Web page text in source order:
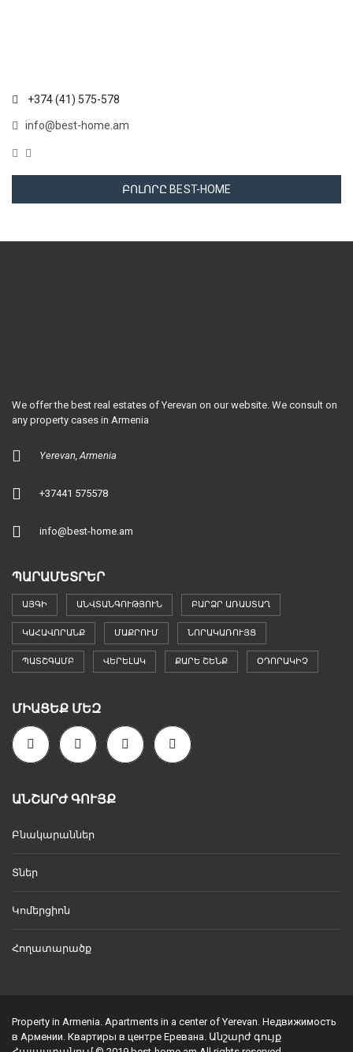
+374 (41) 575-578
info@best-home.am
ԲՈԼՈՐԸ BEST-HOME
We offer the best real estates of Yerevan on our website. We consult on
any property cases in Armenia
Yerevan, Armenia
+37441 575578
info@best-home.am
ՊԱՐԱՄԵՏՐԵՐ
ԱՅԳԻ ԱՆՎՏԱՆԳՈՒԹՅՈՒՆ ԲԱՐՁՐ ԱՌԱՍՏԱՂ
ԿԱՀԱՎՈՐԱՆՔ ՄԱՔՐՈՒՄ ՆՈՐԱԿԱՌՈՒՅՑ
ՊԱՏՇԳԱՄԲ ՎԵՐԵԼԱԿ ՔԱՐԵ ՇԵՆՔ ՕԴՈՐԱԿԻՉ
ՄԻԱՑԵՔ ՄԵԶ
ԱՆՇԱՐԺ ԳՈՒՅՔ
Բնակարաններ
Տներ
Կոմերցիոն
Հողատարածք
Property in Armenia. Apartments in a center of Yerevan. Недвижимость
в Армении. Квартиры в центре Еревана. Անշարժ գույք